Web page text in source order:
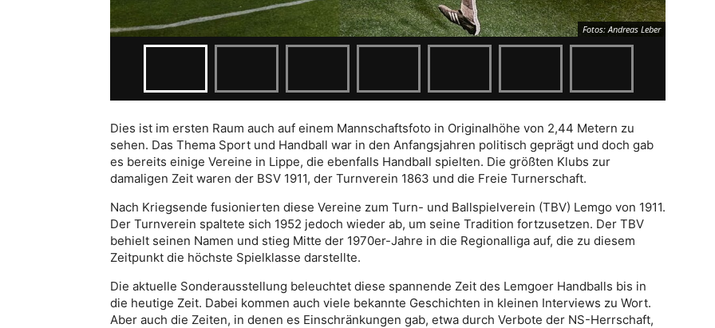
Fotos: Andreas Leber
Dies ist im ersten Raum auch auf einem Mannschaftsfoto in Originalhöhe von 2,44 Metern zu
sehen. Das Thema Sport und Handball war in den Anfangsjahren politisch geprägt und doch gab
es bereits einige Vereine in Lippe, die ebenfalls Handball spielten. Die größten Klubs zur
damaligen Zeit waren der BSV 1911, der Turnverein 1863 und die Freie Turnerschaft.
Nach Kriegsende fusionierten diese Vereine zum Turn- und Ballspielverein (TBV) Lemgo von 1911.
Der Turnverein spaltete sich 1952 jedoch wieder ab, um seine Tradition fortzusetzen. Der TBV
behielt seinen Namen und stieg Mitte der 1970er-Jahre in die Regionalliga auf, die zu diesem
Zeitpunkt die höchste Spielklasse darstellte.
Die aktuelle Sonderausstellung beleuchtet diese spannende Zeit des Lemgoer Handballs bis in
die heutige Zeit. Dabei kommen auch viele bekannte Geschichten in kleinen Interviews zu Wort.
Aber auch die Zeiten, in denen es Einschränkungen gab, etwa durch Verbote der NS-Herrschaft,